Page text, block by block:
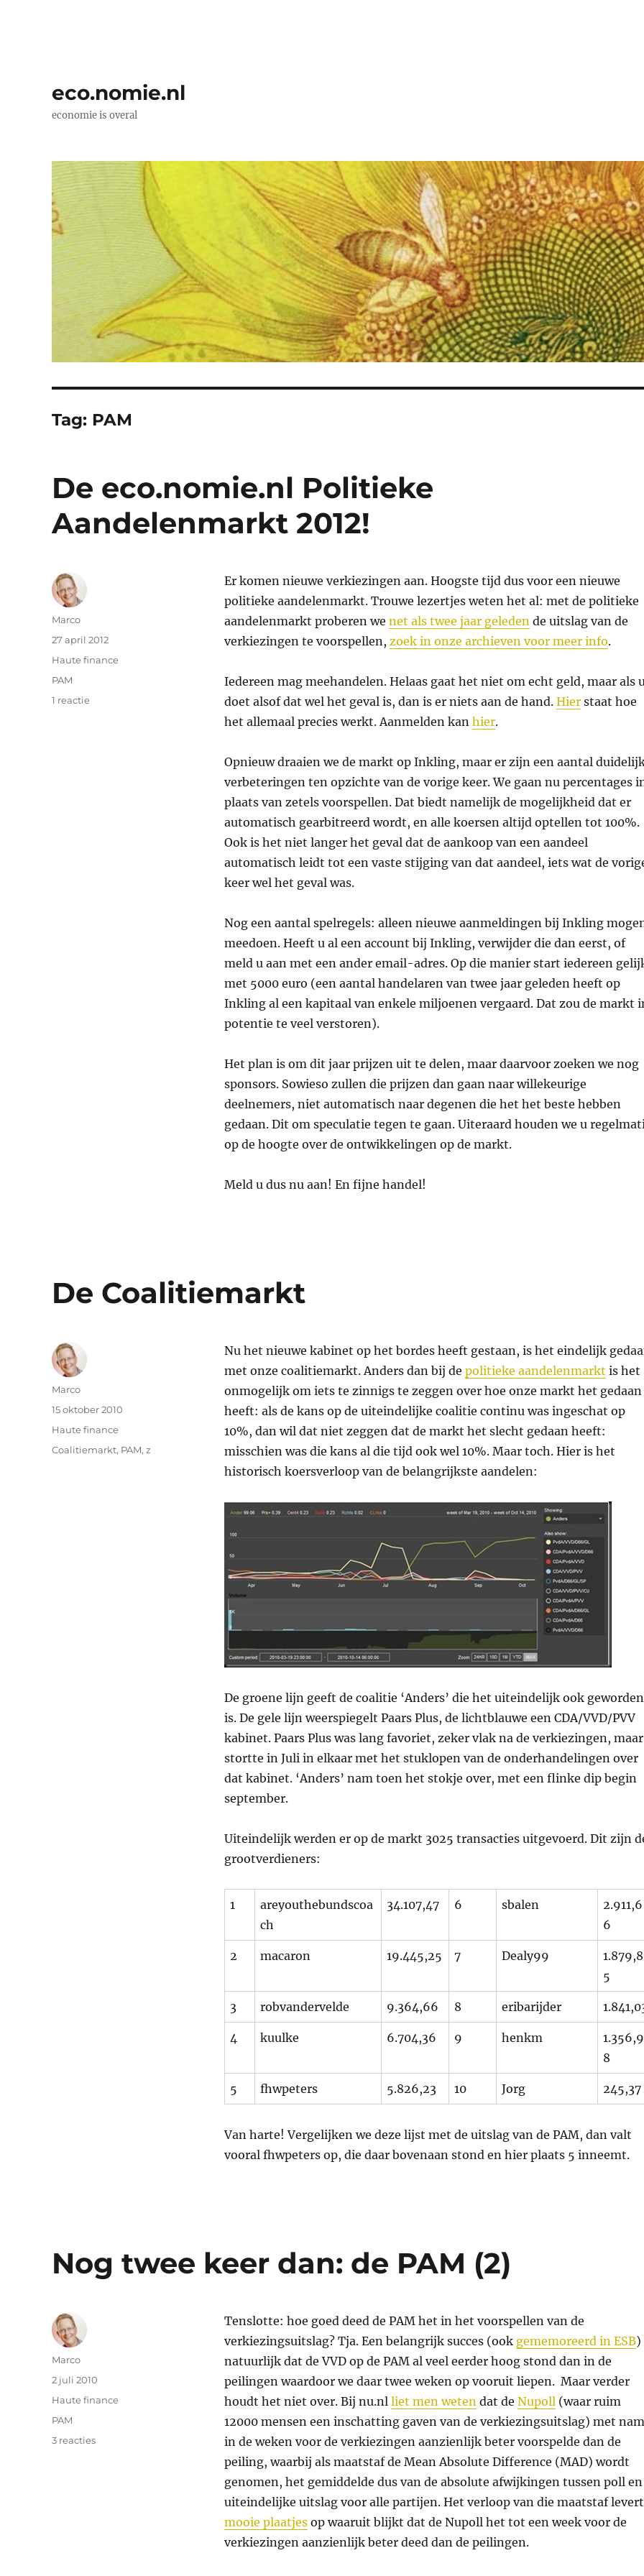
eco.nomie.nl
economie is overal
Tag: PAM
De eco.nomie.nl Politieke
Aandelenmarkt 2012!
Er komen nieuwe verkiezingen aan. Hoogste tijd dus voor een nieuwe
politieke aandelenmarkt. Trouwe lezertjes weten het al: met de politieke
aandelenmarkt proberen we net als twee jaar geleden de uitslag van de
verkiezingen te voorspellen, zoek in onze archieven voor meer info.
Iedereen mag meehandelen. Helaas gaat het niet om echt geld, maar als
doet alsof dat wel het geval is, dan is er niets aan de hand. Hier staat hoe
het allemaal precies werkt. Aanmelden kan hier.
Opnieuw draaien we de markt op Inkling, maar er zijn een aantal
verbeteringen ten opzichte van de vorige keer. We gaan nu percentages
plaats van zetels voorspellen. Dat biedt namelijk de mogelijkheid dat er
automatisch gearbitreerd wordt, en alle koersen altijd optellen tot 100%.
Ook is het niet langer het geval dat de aankoop van een aandeel
automatisch leidt tot een vaste stijging van dat aandeel, iets wat de
keer wel het geval was.
Nog een aantal spelregels: alleen nieuwe aanmeldingen bij Inkling
meedoen. Heeft u al een account bij Inkling, verwijder die dan eerst, of
meld u aan met een ander email-adres. Op die manier start iedereen
met 5000 euro (een aantal handelaren van twee jaar geleden heeft op
Inkling al een kapitaal van enkele miljoenen vergaard. Dat zou de markt
potentie te veel verstoren).
Het plan is om dit jaar prijzen uit te delen, maar daarvoor zoeken we nog
sponsors. Sowieso zullen die prijzen dan gaan naar willekeurige
deelnemers, niet automatisch naar degenen die het het beste hebben
gedaan. Dit om speculatie tegen te gaan. Uiteraard houden we u
op de hoogte over de ontwikkelingen op de markt.
Meld u dus nu aan! En fijne handel!
Auteur
Marco
Geplaatst
27 april 2012
Categorieën
Haute finance
Tags
PAM
1 reactieop
De Coalitiemarkt
Nu het nieuwe kabinet op het bordes heeft gestaan, is het eindelijk
met onze coalitiemarkt. Anders dan bij de politieke aandelenmarkt is het
onmogelijk om iets te zinnigs te zeggen over hoe onze markt het gedaan
heeft: als de kans op de uiteindelijke coalitie continu was ingeschat op
10%, dan wil dat niet zeggen dat de markt het slecht gedaan heeft:
misschien was die kans al die tijd ook wel 10%. Maar toch. Hier is het
historisch koersverloop van de belangrijkste aandelen:
De groene lijn geeft de coalitie ‘Anders’ die het uiteindelijk ook geworden
is. De gele lijn weerspiegelt Paars Plus, de lichtblauwe een CDA/VVD/PVV
kabinet. Paars Plus was lang favoriet, zeker vlak na de verkiezingen, maar
stortte in Juli in elkaar met het stuklopen van de onderhandelingen over
dat kabinet. ‘Anders’ nam toen het stokje over, met een flinke dip begin
september.
Uiteindelijk werden er op de markt 3025 transacties uitgevoerd. Dit zijn
grootverdieners:
1
areyouthebundscoa
ch
34.107,47 6 sbalen
2.911,6
6
2 macaron 19.445,25 7 Dealy99
1.879,8
5
3 robvandervelde 9.364,66 8 eribarijder
4 kuulke 6.704,36 9 henkm
1.356,9
8
5 fhwpeters 5.826,23 10 Jorg 245,37
Van harte! Vergelijken we deze lijst met de uitslag van de PAM, dan valt
vooral fhwpeters op, die daar bovenaan stond en hier plaats 5 inneemt.
Auteur
Marco
Geplaatst
15 oktober 2010
Categorieën
Haute finance
Tags
Coalitiemarkt, PAM, z
Nog twee keer dan: de PAM (2)
Tenslotte: hoe goed deed de PAM het in het voorspellen van de
verkiezingsuitslag? Tja. Een belangrijk succes (ook gememoreerd in ESB)
natuurlijk dat de VVD op de PAM al veel eerder hoog stond dan in de
peilingen waardoor we daar twee weken op vooruit liepen. Maar verder
houdt het niet over. Bij nu.nl liet men weten dat de Nupoll (waar ruim
12000 mensen een inschatting gaven van de verkiezingsuitslag) met
in de weken voor de verkiezingen aanzienlijk beter voorspelde dan de
peiling, waarbij als maatstaf de Mean Absolute Difference (MAD) wordt
genomen, het gemiddelde dus van de absolute afwijkingen tussen poll en
uiteindelijke uitslag voor alle partijen. Het verloop van die maatstaf levert
mooie plaatjes op waaruit blijkt dat de Nupoll het tot een week voor de
verkiezingen aanzienlijk beter deed dan de peilingen.
Auteur
Marco
Geplaatst
2 juli 2010
Categorieën
Haute finance
Tags
PAM
3 reactiesop